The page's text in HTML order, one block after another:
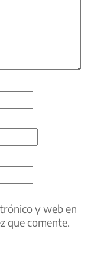
y web en
que comente.